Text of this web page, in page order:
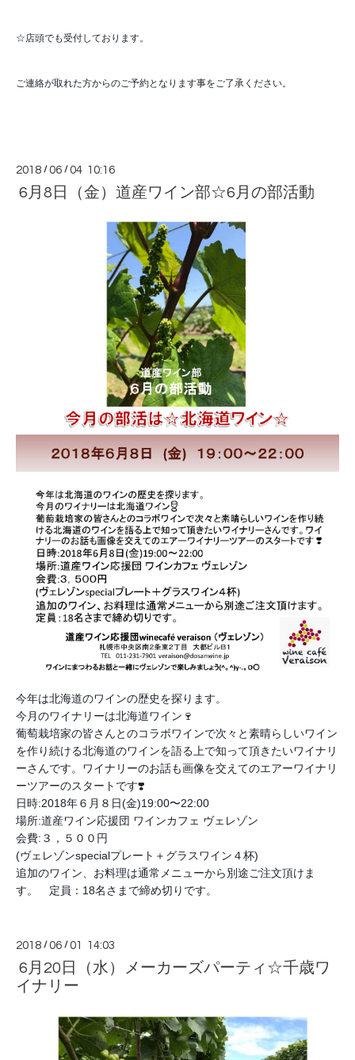
☆店頭でも受付しております。
ご連絡が取れた方からのご予約となります事をご了承ください。
2018 /06 /04 10:16
6月8日（金）道産ワイン部☆6月の部活動
今年は北海道のワインの歴史を探ります。
今月のワイナリーは北海道ワイン🍷
葡萄栽培家の皆さんとのコラボワインで次々と素晴らしいワイン
を作り続ける北海道のワインを語る上で知って頂きたいワイナリ
ーさんです。ワイナリーのお話も画像を交えてのエアーワイナリ
ーツアーのスタートです❣️
日時:2018年６月８日(金)19:00〜22:00
場所:道産ワイン応援団 ワインカフェ ヴェレゾン
会費:３，５００円
(ヴェレゾンspecialプレート＋グラスワイン４杯)
追加のワイン、お料理は通常メニューから別途ご注文頂けま
す。 定員：18名さまで締め切りです。
2018 /06 /01 14:03
6月20日（水）メーカーズパーティ☆千歳ワ
イナリー